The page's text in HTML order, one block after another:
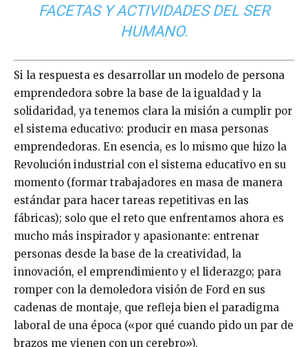
FACETAS Y ACTIVIDADES DEL SER
HUMANO.
Si la respuesta es desarrollar un modelo de persona
emprendedora sobre la base de la igualdad y la
solidaridad, ya tenemos clara la misión a cumplir por
el sistema educativo: producir en masa personas
emprendedoras. En esencia, es lo mismo que hizo la
Revolución industrial con el sistema educativo en su
momento (formar trabajadores en masa de manera
estándar para hacer tareas repetitivas en las
fábricas); solo que el reto que enfrentamos ahora es
mucho más inspirador y apasionante: entrenar
personas desde la base de la creatividad, la
innovación, el emprendimiento y el liderazgo; para
romper con la demoledora visión de Ford en sus
cadenas de montaje, que refleja bien el paradigma
laboral de una época («por qué cuando pido un par de
brazos me vienen con un cerebro»).